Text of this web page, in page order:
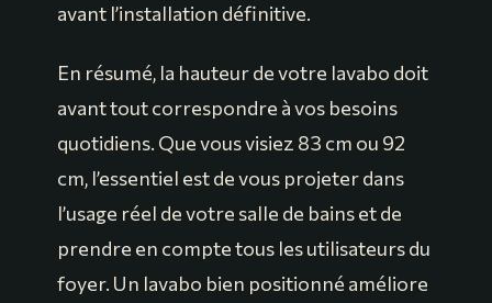
avant l’installation définitive.
En résumé, la hauteur de votre lavabo doit
avant tout correspondre à vos besoins
quotidiens. Que vous visiez 83 cm ou 92
cm, l’essentiel est de vous projeter dans
l’usage réel de votre salle de bains et de
prendre en compte tous les utilisateurs du
foyer. Un lavabo bien positionné améliore